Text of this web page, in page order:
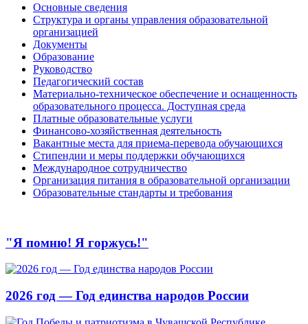
Основные сведения
Структура и органы управления образовательной
организацией
Документы
Образование
Руководство
Педагогический состав
Материально-техническое обеспечение и оснащенность
образовательного процесса. Доступная среда
Платные образовательные услуги
Финансово-хозяйственная деятельность
Вакантные места для приема-перевода обучающихся
Стипендии и меры поддержки обучающихся
Международное сотрудничество
Организация питания в образовательной организации
Образовательные стандарты и требования
"Я помню! Я горжусь!"
2026 год — Год единства народов России